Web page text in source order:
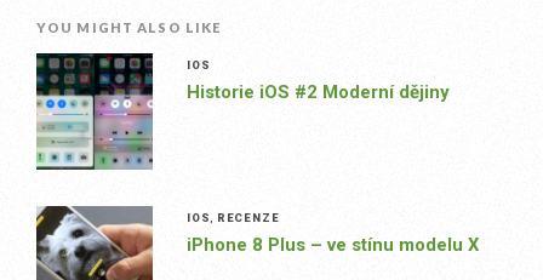
YOU MIGHT ALSO LIKE
IOS
Historie iOS #2 Moderní dějiny
IOS RECENZE
iPhone 8 Plus – ve stínu modelu X